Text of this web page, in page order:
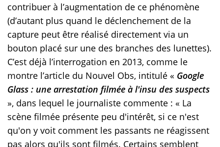
contribuer à l’augmentation de ce phénomène
(d’autant plus quand le déclenchement de la
capture peut être réalisé directement via un
bouton placé sur une des branches des lunettes).
C’est déjà l’interrogation en 2013, comme le
montre l’article du Nouvel Obs, intitulé « Google
Glass : une arrestation filmée à l'insu des suspects
», dans lequel le journaliste commente : « La
scène filmée présente peu d'intérêt, si ce n'est
qu'on y voit comment les passants ne réagissent
pas alors qu'ils sont filmés. Certains semblent